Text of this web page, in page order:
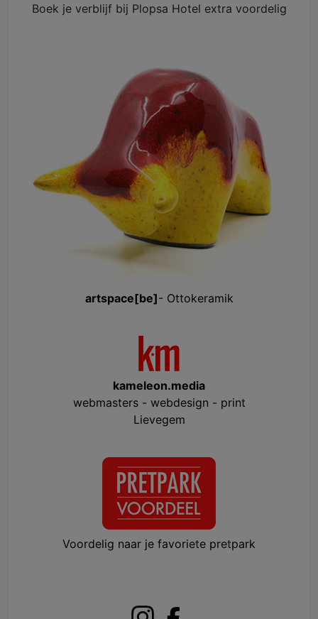
Boek je verblijf bij Plopsa Hotel extra voordelig
artspace[be]- Ottokeramik
kameleon.media
webmasters - webdesign - print
Lievegem
Voordelig naar je favoriete pretpark